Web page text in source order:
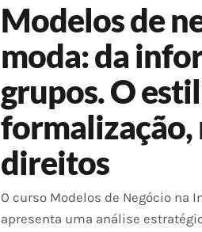
Modelos de
moda: da
grupos. O
formalização,
direitos
O curso Modelos de Negócio na
apresenta uma análise